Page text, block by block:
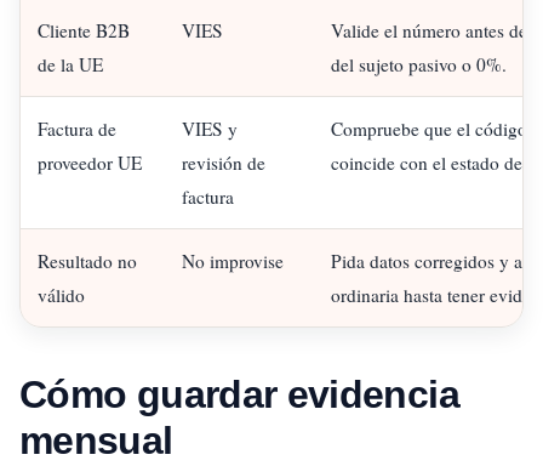
Cliente B2B
de la UE
VIES
Valide el número antes de
del sujeto pasivo o 0%.
Factura de
proveedor UE
VIES y
revisión de
factura
Compruebe que el código
coincide con el estado del
Resultado no
válido
No improvise
Pida datos corregidos y
ordinaria hasta tener
Cómo guardar evidencia
mensual